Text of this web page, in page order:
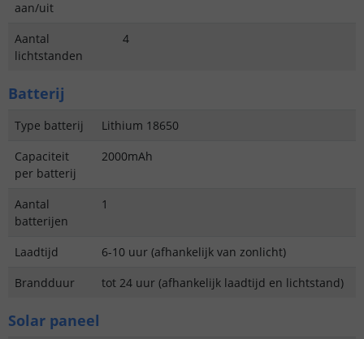
aan/uit
Aantal
lichtstanden
4
Batterij
Type batterij
Lithium 18650
Capaciteit
per batterij
2000mAh
Aantal
batterijen
1
Laadtijd
6-10 uur (afhankelijk van zonlicht)
Brandduur
tot 24 uur (afhankelijk laadtijd en lichtstand)
Solar paneel